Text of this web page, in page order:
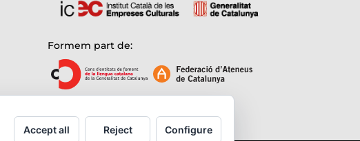
Formem part de:
Accept all Reject Configure